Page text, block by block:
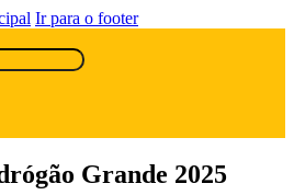
Ir para o footer
Grande 2025